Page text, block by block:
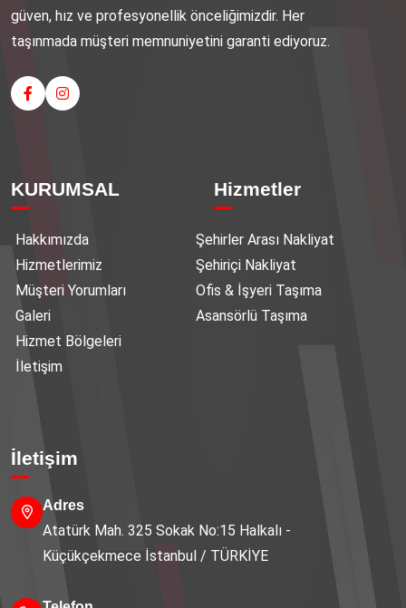
güven, hız ve profesyonellik önceliğimizdir. Her
taşınmada müşteri memnuniyetini garanti ediyoruz.
KURUMSAL
Hakkımızda
Hizmetlerimiz
Müşteri Yorumları
Galeri
Hizmet Bölgeleri
İletişim
Hizmetler
Şehirler Arası Nakliyat
Şehiriçi Nakliyat
Ofis & İşyeri Taşıma
Asansörlü Taşıma
İletişim
Adres
Atatürk Mah. 325 Sokak No:15 Halkalı -
Küçükçekmece İstanbul / TÜRKİYE